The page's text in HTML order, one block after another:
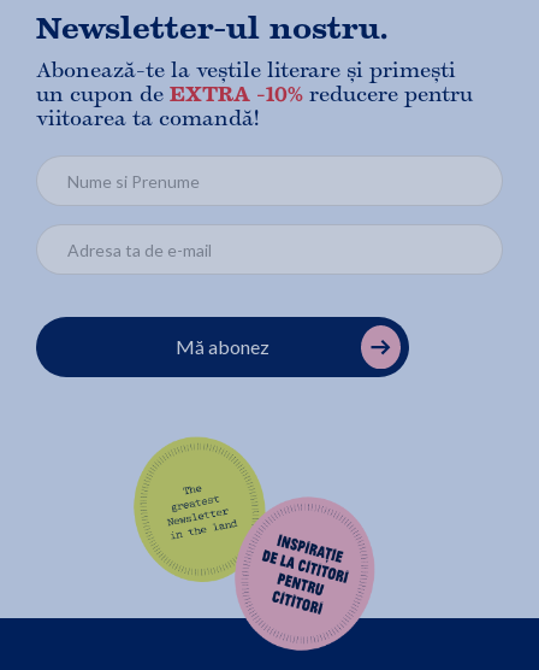
Newsletter-ul nostru.
Abonează-te la veștile literare și primești
un cupon de EXTRA -10% reducere pentru
viitoarea ta comandă!
Mă abonez